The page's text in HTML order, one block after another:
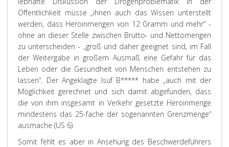
Öffentlichkeit müsse „ihnen auch das Wissen unterstellt
werden, dass Heroinmengen von 12 Gramm und mehr“ -
ohne an dieser Stelle zwischen Brutto- und Nettomengen
zu unterscheiden - „groß und daher geeignet sind, im Fall
der Weitergabe in großem Ausmaß eine Gefahr für das
Leben oder die Gesundheit von Menschen entstehen zu
lassen“. Der Angeklagte Isuf B***** habe „auch mit der
Möglichkeit gerechnet und sich damit abgefunden, dass
die von ihm insgesamt in Verkehr gesetzte Heroinmenge
mindestens das 25-fache der sogenannten Grenzmenge“
ausmache (US 6).
Somit fehlt es aber in Ansehung des Beschwerdeführers